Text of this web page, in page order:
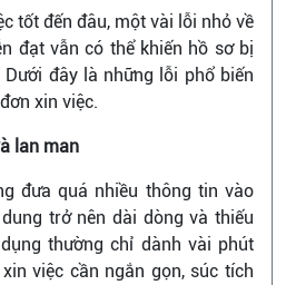
tốt đến đâu, một vài lỗi nhỏ về
đạt vẫn có thể khiến hồ sơ bị
đây là những lỗi phổ biến
xin việc.
lan man
đưa quá nhiều thông tin vào
trở nên dài dòng và thiếu
thường chỉ dành vài phút
việc cần ngắn gọn, súc tích